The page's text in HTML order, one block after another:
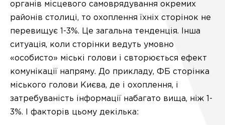
органів місцевого самоврядування окремих
районів столиці, то охоплення їхніх сторінок не
перевищує 1-3%. Це загальна тенденція. Інша
ситуація, коли сторінки ведуть умовно
«особисто» міські голови і свторюється ефект
комунікації напряму. До прикладу, ФБ сторінка
міського голови Києва, де і охоплення, і
затребуваність інформації набагато вища, ніж 1-
3%. І факторів цьому декілька: